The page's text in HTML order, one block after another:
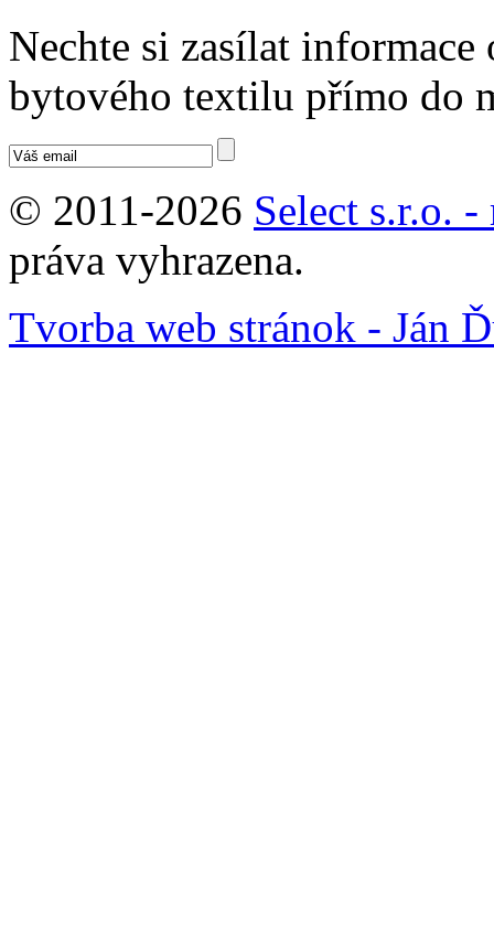
Nechte si zasílat
bytového textilu přímo do
© 2011-2026 Select s.r.o.
práva vyhrazena.
Tvorba web stránok - Ján